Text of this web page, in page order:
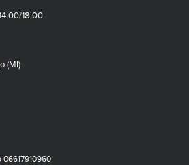
18.00
(MI)